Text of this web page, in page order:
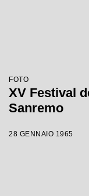
FOTO
XV Festival
Sanremo
28 GENNAIO 1965